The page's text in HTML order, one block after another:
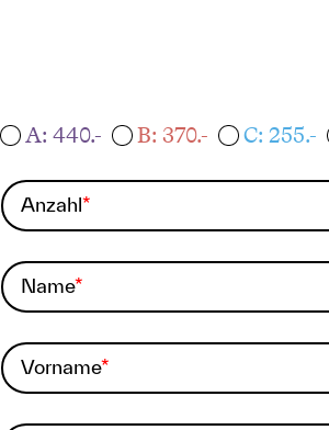
A: 440.- B: 370.- C: 255.-
Anzahl
Name
Vorname